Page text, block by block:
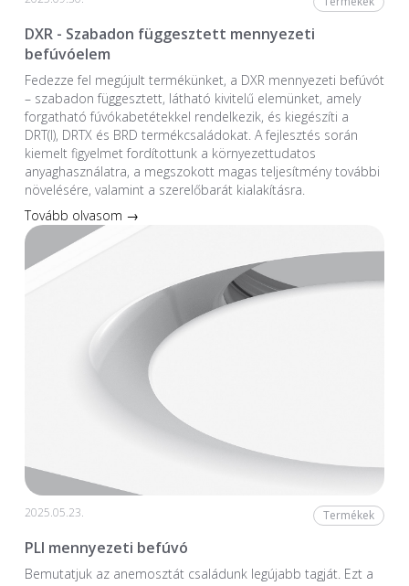
DXR - Szabadon függesztett mennyezeti
befúvóelem
Fedezze fel megújult termékünket, a DXR mennyezeti befúvót
– szabadon függesztett, látható kivitelű elemünket, amely
forgatható fúvókabetétekkel rendelkezik, és kiegészíti a
DRT(I), DRTX és BRD termékcsaládokat. A fejlesztés során
kiemelt figyelmet fordítottunk a környezettudatos
anyaghasználatra, a megszokott magas teljesítmény további
növelésére, valamint a szerelőbarát kialakításra.
Tovább olvasom →
2025.05.23. Termékek
PLI mennyezeti befúvó
Bemutatjuk az anemosztát családunk legújabb tagját. Ezt a